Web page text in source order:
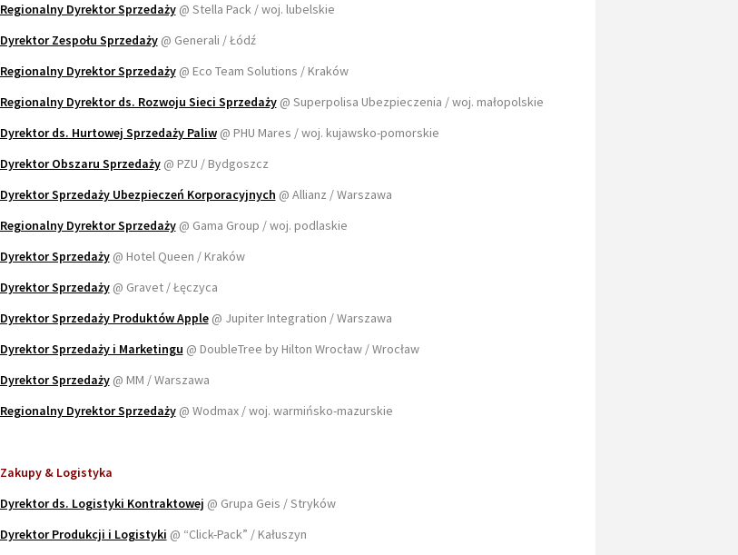
Regionalny Dyrektor Sprzedaży @ Stella Pack / woj. lubelskie
Dyrektor Zespołu Sprzedaży @ Generali / Łódź
Regionalny Dyrektor Sprzedaży @ Eco Team Solutions / Kraków
Regionalny Dyrektor ds. Rozwoju Sieci Sprzedaży @ Superpolisa Ubezpieczenia / woj. małopolskie
Dyrektor ds. Hurtowej Sprzedaży Paliw @ PHU Mares / woj. kujawsko-pomorskie
Dyrektor Obszaru Sprzedaży @ PZU / Bydgoszcz
Dyrektor Sprzedaży Ubezpieczeń Korporacyjnych @ Allianz / Warszawa
Regionalny Dyrektor Sprzedaży @ Gama Group / woj. podlaskie
Dyrektor Sprzedaży @ Hotel Queen / Kraków
Dyrektor Sprzedaży @ Gravet / Łęczyca
Dyrektor Sprzedaży Produktów Apple @ Jupiter Integration / Warszawa
Dyrektor Sprzedaży i Marketingu @ DoubleTree by Hilton Wrocław / Wrocław
Dyrektor Sprzedaży @ MM / Warszawa
Regionalny Dyrektor Sprzedaży @ Wodmax / woj. warmińsko-mazurskie
Zakupy & Logistyka
Dyrektor ds. Logistyki Kontraktowej @ Grupa Geis / Stryków
Dyrektor Produkcji i Logistyki @ “Click-Pack” / Kałuszyn